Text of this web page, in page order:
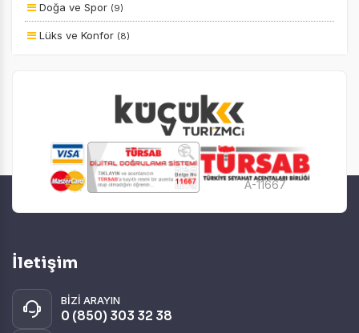
Ekstralar Dahil
Doğa ve Spor (9)
Lüks ve Konfor (8)
Ulaşım ve Transfer(4)
Deniz(2)
Kayak ve Kış Sporları(2)
A-11667
İletişim
BİZİ ARAYIN
0 (850) 303 32 38